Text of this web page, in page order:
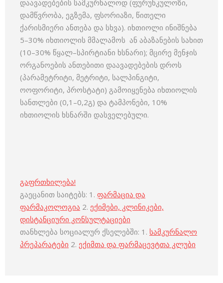
დაავადებების სამკურნალოდ (ფურუნკულოზი,
დამწვრობა, ეგზემა, ფსორიაზი, წითელი
ქარისმიერი ანთება და სხვა). იხთიოლი ინიშნება
5–30% იხთიოლის მმალამოს ან აბაზანების სახით
(10–30% წყალ–სპირტიანი ხსნარი); მცირე მენჯის
ორგანოების ანთებითი დაავადებების დროს
(პარამეტრიტი, მეტრიტი, სალპინგიტი,
ოოფორიტი, პროსტატი) გამოიყენება იხთიოლის
სანთლები (0,1–0,2გ) და ტამპონები, 10%
იხთიოლის ხსნარში დასველებული.
გაფრთხილება!
გაეცანით საიტებს: 1. ფარმაცია და
ფარმაკოლოგია 2. ექიმები, კლინიკები,
დისტანციური კონსულტაციები
თანხლება სოციალურ ქსელებში: 1. სამკურნალო
პრეპარატები 2. ექიმთა და ფარმაცევტთა კლუბი